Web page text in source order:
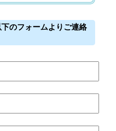
のフォームよりご連絡